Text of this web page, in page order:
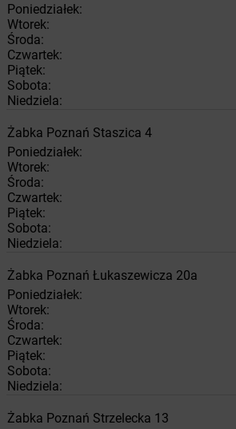
Poniedziałek:
Wtorek:
Środa:
Czwartek:
Piątek:
Sobota:
Niedziela:
Żabka Poznań Staszica 4
Poniedziałek:
Wtorek:
Środa:
Czwartek:
Piątek:
Sobota:
Niedziela:
Żabka Poznań Łukaszewicza 20a
Poniedziałek:
Wtorek:
Środa:
Czwartek:
Piątek:
Sobota:
Niedziela:
Żabka Poznań Strzelecka 13